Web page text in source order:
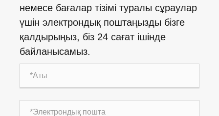
немесе бағалар тізімі туралы сұраулар
үшін электрондық поштаңызды бізге
қалдырыңыз, біз 24 сағат ішінде
байланысамыз.